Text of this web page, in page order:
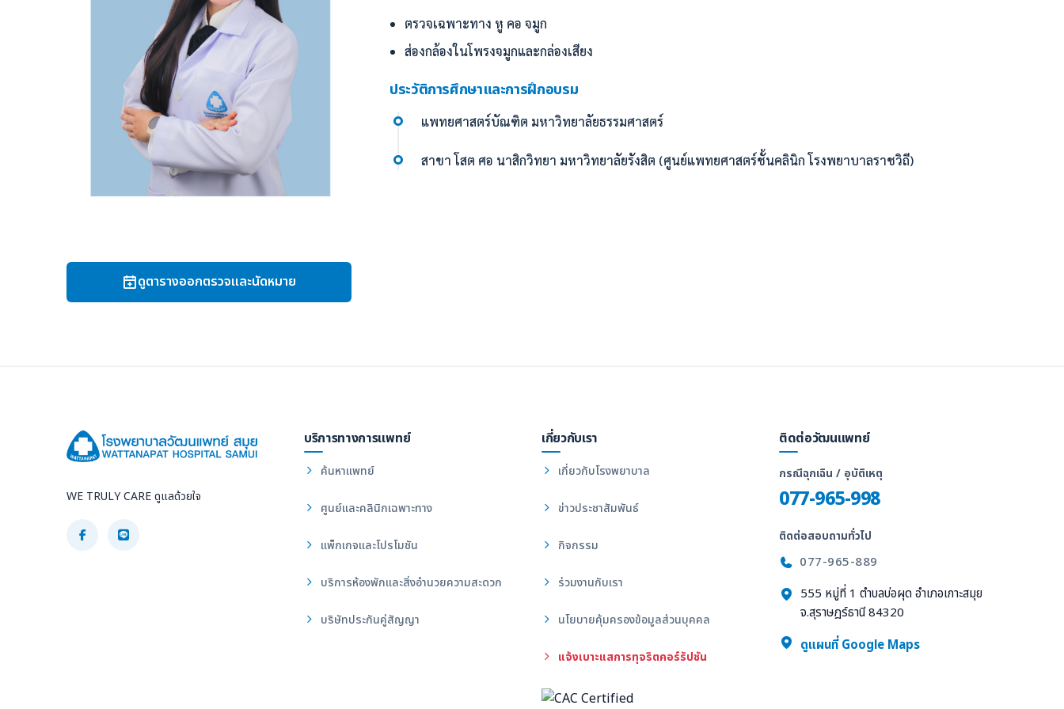
ดูตารางออกตรวจและนัดหมาย
ตรวจเฉพาะทาง หู คอ จมูก
ส่องกล้องในโพรงจมูกและกล่องเสียง
ประวัติการศึกษาและการฝึกอบรม
แพทยศาสตร์บัณฑิต มหาวิทยาลัยธรรมศาสตร์
สาขา โสต ศอ นาสิกวิทยา มหาวิทยาลัยรังสิต (ศูนย์แพทยศาสตร์ชั้นคลินิก โรงพยาบาลราชวิถี)
WE TRULY CARE ดูแลด้วยใจ
ติดต่อวัฒนแพทย์
กรณีฉุกเฉิน / อุบัติเหตุ
077-965-998
ติดต่อสอบถามทั่วไป
077-965-889
555 หมู่ที่ 1 ตำบลบ่อผุด อำเภอเกาะสมุย
จ.สุราษฎร์ธานี 84320
ดูแผนที่ Google Maps
บริการทางการแพทย์
ค้นหาแพทย์
ศูนย์และคลินิกเฉพาะทาง
แพ็กเกจและโปรโมชัน
บริการห้องพักและสิ่งอำนวยความสะดวก
บริษัทประกันคู่สัญญา
เกี่ยวกับเรา
เกี่ยวกับโรงพยาบาล
ข่าวประชาสัมพันธ์
กิจกรรม
ร่วมงานกับเรา
นโยบายคุ้มครองข้อมูลส่วนบุคคล
แจ้งเบาะแสการทุจริตคอร์รัปชัน